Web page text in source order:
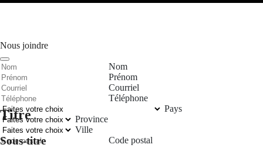
Titre
Sous-titre
Nous joindre
Nom
Prénom
Courriel
Téléphone
Pays
Province
Ville
Code postal